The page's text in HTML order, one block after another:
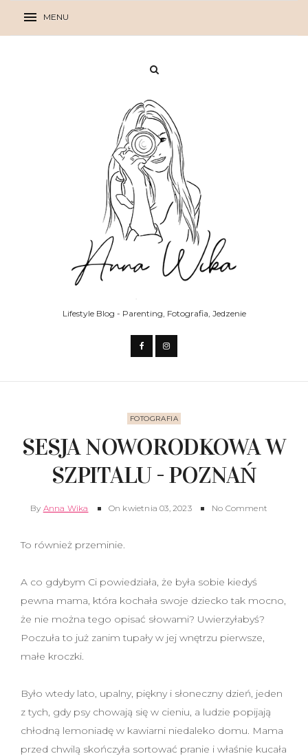
Lifestyle Blog - Parenting, Fotografia, Jedzenie
FOTOGRAFIA
SESJA NOWORODKOWA W
SZPITALU - POZNAŃ
By Anna Wika On kwietnia 03, 2023 No Comment
To również przeminie.
A co gdybym Ci powiedziała, że była sobie kiedyś
pewna mama, która kochała swoje dziecko tak mocno,
że nie można tego opisać słowami? Uwierzyłabyś?
Poczuła to już zanim tupały w jej wnętrzu pierwsze,
małe kroczki.
Było wtedy lato, upalny, piękny i słoneczny dzień, jeden
z tych, gdy psy chowają się w cieniu, a ludzie popijają
chłodną lemoniadę w kawiarni niedaleko domu. Mama
przed chwilą skończyła sortować pranie i właśnie kucała